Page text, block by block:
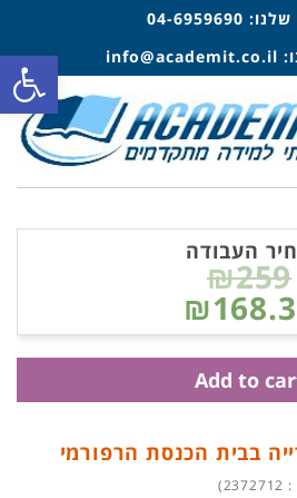
שלנו: 04-6959690
info@academit.co.il
בבית הכנסת הרפורמי
העבודה
₪259
Add to
פתח